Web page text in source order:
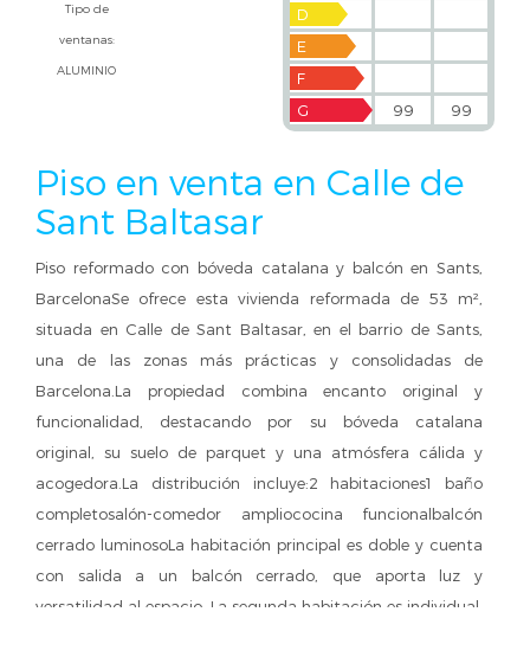
Tipo de
ventanas:
ALUMINIO
D
E
F
G
99 99
Piso en venta en Calle de
Sant Baltasar
Piso reformado con bóveda catalana y balcón en Sants,
BarcelonaSe ofrece esta vivienda reformada de 53 m²,
situada en Calle de Sant Baltasar, en el barrio de Sants,
una de las zonas más prácticas y consolidadas de
Barcelona.La propiedad combina encanto original y
funcionalidad, destacando por su bóveda catalana
original, su suelo de parquet y una atmósfera cálida y
acogedora.La distribución incluye:2 habitaciones1 baño
completosalón-comedor ampliococina funcionalbalcón
cerrado luminosoLa habitación principal es doble y cuenta
con salida a un balcón cerrado, que aporta luz y
versatilidad al espacio. La segunda habitación es individual,